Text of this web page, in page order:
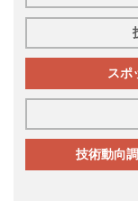
スポ
技術動向